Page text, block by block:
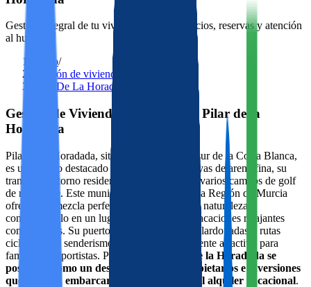
Gestión integral de tu vivienda turística: precios, reservas y atención
al huésped.
Inicio/
Gestión de viviendas turísticas
Pilar De La Horadada
Gestión de Viviendas Turísticas en Pilar de la
Horadada
Pilar de la Horadada, situado en el extremo sur de la Costa Blanca,
es un destino destacado por sus extensas playas de arena fina, su
tranquilo entorno residencial y su cercanía a varios campos de golf
de renombre. Este municipio fronterizo con la Región de Murcia
ofrece una mezcla perfecta de ocio, cultura y naturaleza,
convirtiéndolo en un lugar ideal tanto para vacaciones relajantes
como activas. Su puerto deportivo, playas galardonadas y rutas
ciclistas y de senderismo lo hacen especialmente atractivo para
familias y deportistas. Por todo esto,
Pilar de la Horadada se
posiciona como un destino ideal para propietarios e inversiones
que decidan embarcarse en el mercado del alquiler vacacional.